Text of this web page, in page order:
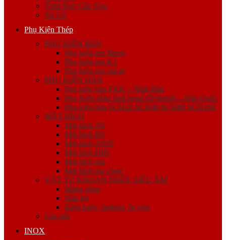
Thép Ray Cầu Trục
Xà Gồ
Phụ Kiện Thép
PHỤ KIỆN REN
Phụ kiện ren Mech
Phụ kiện ren K1
Phụ kiện ren giá rẻ
PHỤ KIỆN HÀN
Phụ kiện hàn FKK – Nhật Bản
Phụ Kiện Hàn Jinil bend (Dybend) – Hàn Quốc
Phụ kiện hàn SCH20 SCH40 SCH80 SCH160
MẶT BÍCH
Mặt bích JIS
Mặt bích BS
Mặt bích ANSI
Mặt bích DIN
Mặt bích mù
Mặt bích gia công
VẬT TƯ KHOAN NHỒI, SIÊU ÂM
Măng sông
Nắp bịt
Kẽm buộc, bulong, ốc viss
Cóc nối
INOX